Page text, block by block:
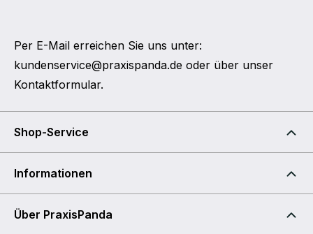
Per E-Mail erreichen Sie uns unter:
kundenservice@praxispanda.de oder über unser
Kontaktformular.
Shop-Service
Informationen
Über PraxisPanda